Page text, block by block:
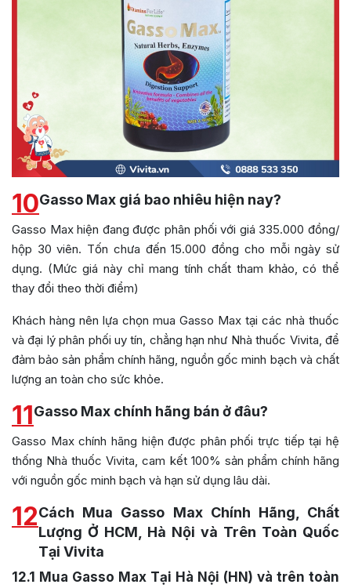
10Gasso Max giá bao nhiêu hiện nay?
Gasso Max hiện đang được phân phối với giá 335.000 đồng/
hộp 30 viên. Tốn chưa đến 15.000 đồng cho mỗi ngày sử
dụng. (Mức giá này chỉ mang tính chất tham khảo, có thể
thay đổi theo thời điểm)
Khách hàng nên lựa chọn mua Gasso Max tại các nhà thuốc
và đại lý phân phối uy tín, chẳng hạn như Nhà thuốc Vivita, để
đảm bảo sản phẩm chính hãng, nguồn gốc minh bạch và chất
lượng an toàn cho sức khỏe.
11Gasso Max chính hãng bán ở đâu?
Gasso Max chính hãng hiện được phân phối trực tiếp tại hệ
thống Nhà thuốc Vivita, cam kết 100% sản phẩm chính hãng
với nguồn gốc minh bạch và hạn sử dụng lâu dài.
12Cách Mua Gasso Max Chính Hãng, Chất
Lượng Ở HCM, Hà Nội và Trên Toàn Quốc
Tại Vivita
12.1 Mua Gasso Max Tại Hà Nội (HN) và trên toàn